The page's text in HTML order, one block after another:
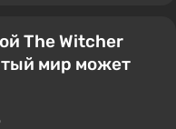
The Witcher
мир может